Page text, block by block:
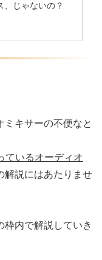
、じゃないの？
ミキサーの不便なと
ているオーディオ
解説にはあたりませ
枠内で解説していき